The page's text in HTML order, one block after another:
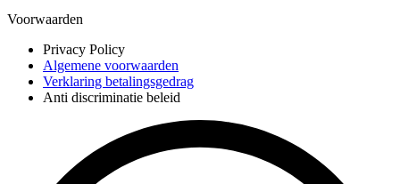
Voorwaarden
Privacy Policy
Algemene voorwaarden
Verklaring betalingsgedrag
Anti discriminatie beleid